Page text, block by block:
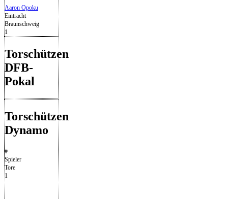
Aaron Opoku
Eintracht
Braunschweig
1
Torschützen
DFB-
Pokal
Torschützen
Dynamo
#
Spieler
Tore
1